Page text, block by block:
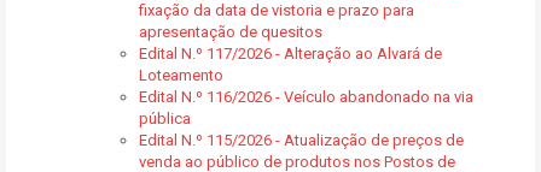
fixação da data de vistoria e prazo para
apresentação de quesitos
Edital N.º 117/2026 - Alteração ao Alvará de
Loteamento
Edital N.º 116/2026 - Veículo abandonado na via
pública
Edital N.º 115/2026 - Atualização de preços de
venda ao público de produtos nos Postos de